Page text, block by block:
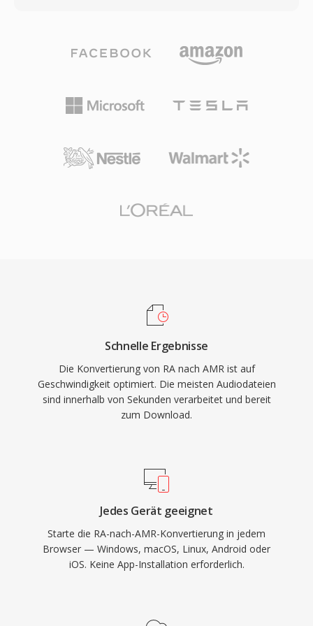
Höhepunkt war RealPlayer auf Hunderten
Millionen PCs installiert, und Sender wie die
Streams. Ein bleibender technischer Beitrag war
Streamings, das spätere Standards wie HLS
und DASH beeinflusste. Obwohl von modernen
Archive von RA-Inhalten aus dem frühen Web-
Verbindungsqualität schaltet der Encoder auf
geringfügige Klarheit gegen
Uebertragungssicherheit. Dieser adaptive
definiert und stellt einen der weltweit am
Einsatz kommt. Der Hauptvorteil ist die
Vorteil ist die integrierte
Komfortgeräuscherzeugung, die die
Übertragung während Stille reduziert. Für Musik
ist AMR aufgrund der geringen Bandbreite
(300-3400 Hz) ungeeignet, doch für
Schnelle Ergebnisse
Die Konvertierung von RA nach AMR ist auf
Geschwindigkeit optimiert. Die meisten Audiodateien
sind innerhalb von Sekunden verarbeitet und bereit
zum Download.
Jedes Gerät geeignet
Starte die RA-nach-AMR-Konvertierung in jedem
Browser — Windows, macOS, Linux, Android oder
iOS. Keine App-Installation erforderlich.